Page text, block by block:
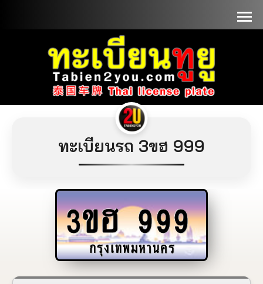
ทะเบียนรถ 3ขฮ 999
3ขฮ 999
กรุงเทพมหานคร